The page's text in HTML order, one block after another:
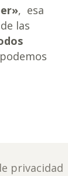
, esa
las
privacidad